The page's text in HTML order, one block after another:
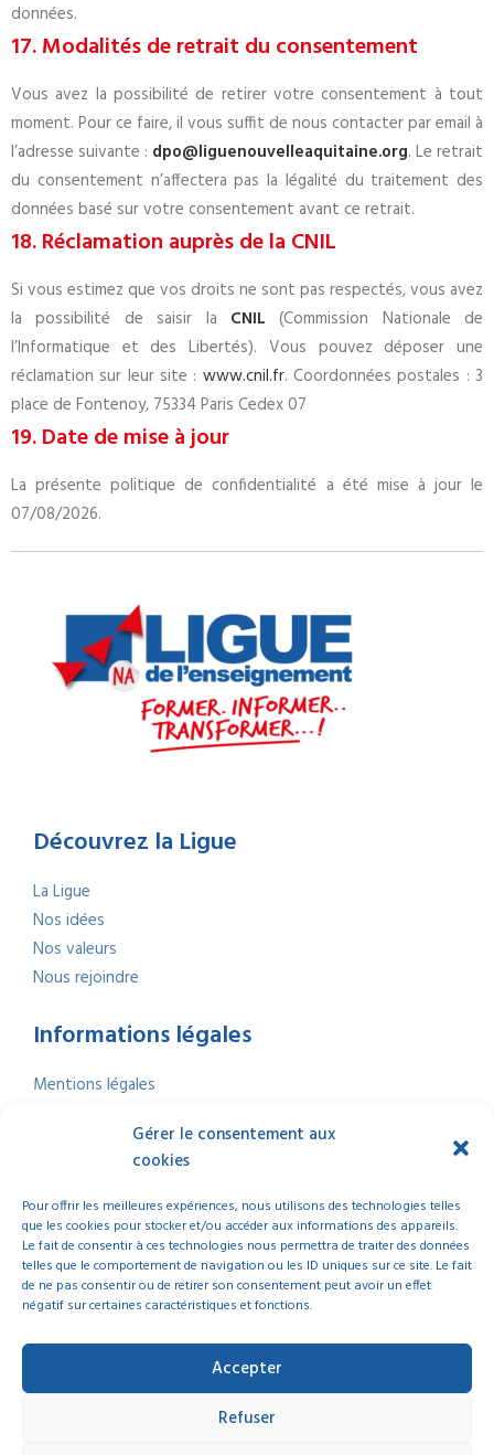
Gérer le consentement aux
cookies
Pour offrir les meilleures expériences, nous utilisons des technologies telles
que les cookies pour stocker et/ou accéder aux informations des appareils.
Le fait de consentir à ces technologies nous permettra de traiter des données
telles que le comportement de navigation ou les ID uniques sur ce site. Le fait
de ne pas consentir ou de retirer son consentement peut avoir un effet
négatif sur certaines caractéristiques et fonctions.
Accepter
Refuser
données.
17. Modalités de retrait du consentement
Vous avez la possibilité de retirer votre consentement à tout
moment. Pour ce faire, il vous suffit de nous contacter par email à
l’adresse suivante : dpo@liguenouvelleaquitaine.org. Le retrait
du consentement n’affectera pas la légalité du traitement des
données basé sur votre consentement avant ce retrait.
18. Réclamation auprès de la CNIL
Si vous estimez que vos droits ne sont pas respectés, vous avez
la possibilité de saisir la CNIL (Commission Nationale de
l’Informatique et des Libertés). Vous pouvez déposer une
réclamation sur leur site : www.cnil.fr. Coordonnées postales : 3
place de Fontenoy, 75334 Paris Cedex 07
19. Date de mise à jour
La présente politique de confidentialité a été mise à jour le
07/08/2026.
Découvrez la Ligue
La Ligue
Nos idées
Nos valeurs
Nous rejoindre
Informations légales
Mentions légales
Politique de cookies
Nous contacter
Index Égalité professionnelle2025
© 2025 La Ligue de l’Enseignement Nouvelle-Aquitaine | Tous droits réservés